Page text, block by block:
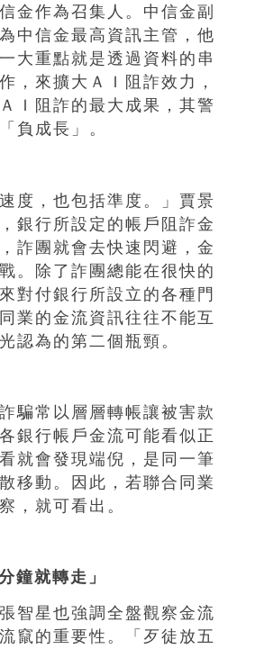
金作為召集人。中信金副
中信金最高資訊主管，他
大重點就是透過資料的串
，來擴大ＡＩ阻詐效力，
Ｉ阻詐的最大成果，其警
負成長」。
度，也包括準度。」賈景
銀行所設定的帳戶阻詐金
詐團就會去快速閃避，金
。除了詐團總能在很快的
對付銀行所設立的各種門
業的金流資訊往往不能互
認為的第二個瓶頸。
騙常以層層轉帳讓被害款
銀行帳戶金流可能看似正
就會發現端倪，是同一筆
移動。因此，若聯合同業
，就可看出。
鐘就轉走」
智星也強調全盤觀察金流
竄的重要性。「歹徒放五